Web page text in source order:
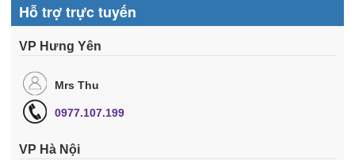
Hỗ trợ trực tuyến
VP Hưng Yên
Mrs Thu
0977.107.199
VP Hà Nội